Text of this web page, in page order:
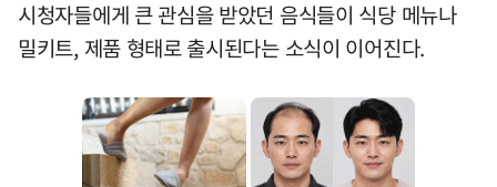
시청자들에게 큰 관심을 받았던 음식들이 식당 메뉴나
밀키트, 제품 형태로 출시된다는 소식이 이어진다.